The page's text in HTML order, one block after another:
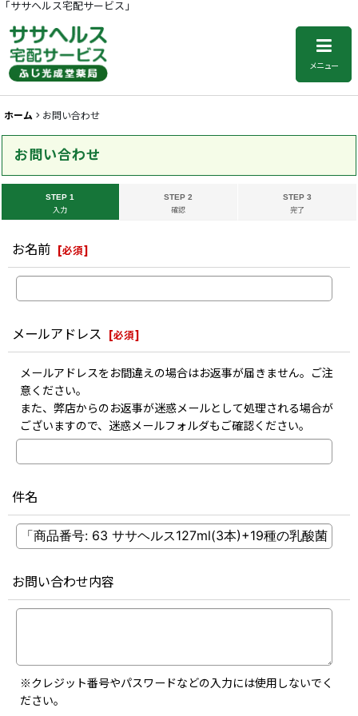
「ササヘルス宅配サービス」
メニュー
ホーム > お問い合わせ
お問い合わせ
STEP 1
入力
STEP 2
確認
STEP 3
完了
お名前 [必須]
メールアドレス [必須]
メールアドレスをお間違えの場合はお返事が届きません。ご注
意ください。
また、弊店からのお返事が迷惑メールとして処理される場合が
ございますので、迷惑メールフォルダもご確認ください。
件名
お問い合わせ内容
※クレジット番号やパスワードなどの入力には使用しないでく
ださい。